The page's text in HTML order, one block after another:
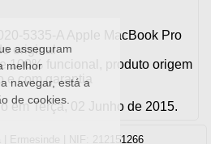
asseguram
melhor
navegar, está a
de cookies.
5335-A Apple MacBook Pro
original
100% funcional, produto origem
e com garantia
em Terça, 02 Junho de 2015.
| Ermesinde | NIF: 212151266